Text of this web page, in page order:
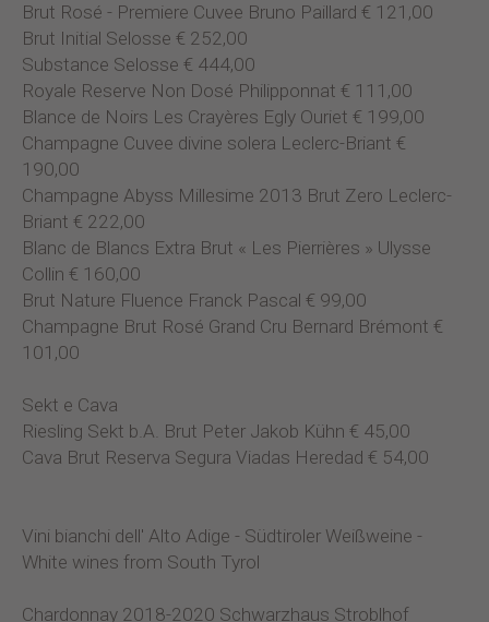
Brut Rosé - Premiere Cuvee Bruno Paillard € 121,00
Brut Initial Selosse € 252,00
Substance Selosse € 444,00
Royale Reserve Non Dosé Philipponnat € 111,00
Blance de Noirs Les Crayères Egly Ouriet € 199,00
Champagne Cuvee divine solera Leclerc-Briant €
190,00
Champagne Abyss Millesime 2013 Brut Zero Leclerc-
Briant € 222,00
Blanc de Blancs Extra Brut « Les Pierrières » Ulysse
Collin € 160,00
Brut Nature Fluence Franck Pascal € 99,00
Champagne Brut Rosé Grand Cru Bernard Brémont €
101,00
Sekt e Cava
Riesling Sekt b.A. Brut Peter Jakob Kühn € 45,00
Cava Brut Reserva Segura Viadas Heredad € 54,00
Vini bianchi dell' Alto Adige - Südtiroler Weißweine -
White wines from South Tyrol
Chardonnay 2018-2020 Schwarzhaus Stroblhof